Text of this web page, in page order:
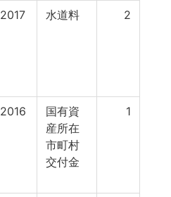
2017 水道料 2
2016
国有資
産所在
市町村
交付金
1